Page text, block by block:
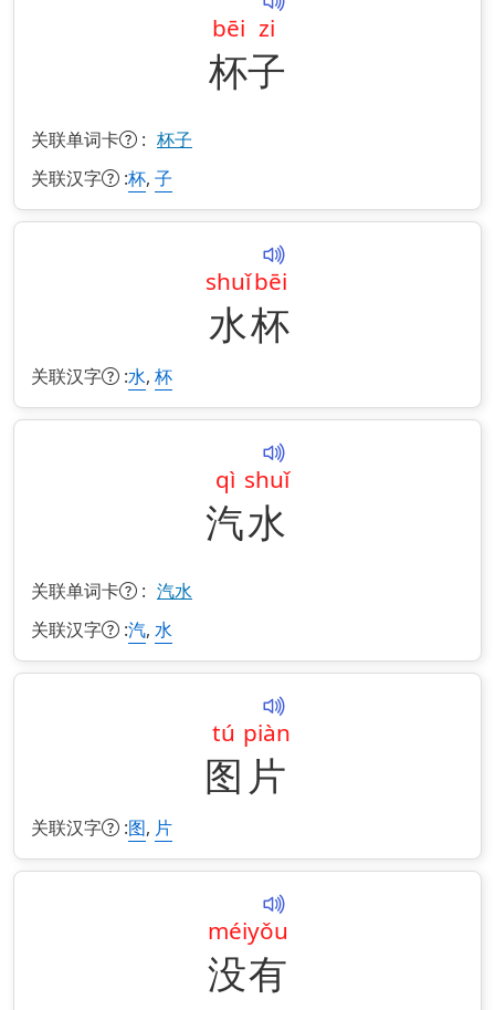
杯
bēi
子
zi
关联单词卡 : 杯子
关联汉字 :杯, 子
水
shuǐ
杯
bēi
关联汉字 :水, 杯
汽
qì
水
shuǐ
关联单词卡 : 汽水
关联汉字 :汽, 水
图
tú
片
piàn
关联汉字 :图, 片
没
méi
有
yǒu